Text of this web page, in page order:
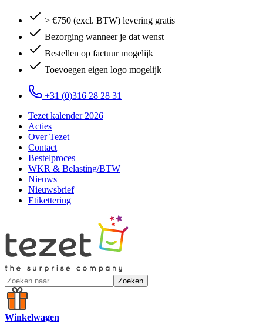
> €750 (excl. BTW) levering gratis
Bezorging wanneer je dat wenst
Bestellen op factuur mogelijk
Toevoegen eigen logo mogelijk
+31 (0)316 28 28 31
Tezet kalender 2026
Acties
Over Tezet
Contact
Bestelproces
WKR & Belasting/BTW
Nieuws
Nieuwsbrief
Etikettering
Zoeken
Winkelwagen